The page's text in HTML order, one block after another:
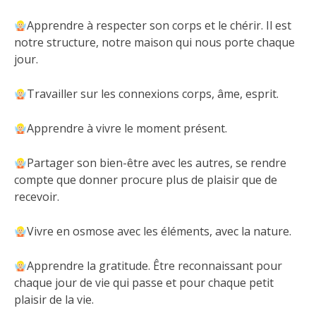
Apprendre à respecter son corps et le chérir. Il est
notre structure, notre maison qui nous porte chaque
jour.
Travailler sur les connexions corps, âme, esprit.
Apprendre à vivre le moment présent.
Partager son bien-être avec les autres, se rendre
compte que donner procure plus de plaisir que de
recevoir.
Vivre en osmose avec les éléments, avec la nature.
Apprendre la gratitude. Être reconnaissant pour
chaque jour de vie qui passe et pour chaque petit
plaisir de la vie.